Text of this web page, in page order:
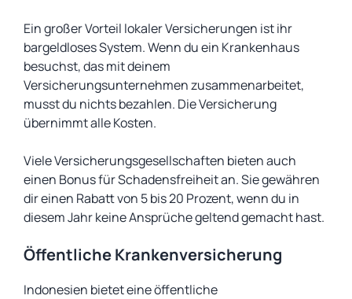
Ein großer Vorteil lokaler Versicherungen ist ihr
bargeldloses System. Wenn du ein Krankenhaus
besuchst, das mit deinem
Versicherungsunternehmen zusammenarbeitet,
musst du nichts bezahlen. Die Versicherung
übernimmt alle Kosten.
Viele Versicherungsgesellschaften bieten auch
einen Bonus für Schadensfreiheit an. Sie gewähren
dir einen Rabatt von 5 bis 20 Prozent, wenn du in
diesem Jahr keine Ansprüche geltend gemacht hast.
Öffentliche Krankenversicherung
Indonesien bietet eine öffentliche